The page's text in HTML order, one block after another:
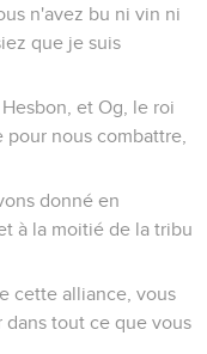
n'avez bu ni vin ni
que je suis
et Og, le roi
pour nous combattre,
donné en
à la moitié de la tribu
cette alliance, vous
dans tout ce que vous